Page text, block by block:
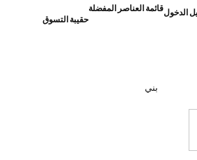
الدخولقائمة العناصر المفضلة
حقيبة التسوق
بني